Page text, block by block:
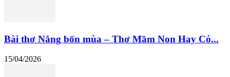
Bài thơ Nắng bốn mùa – Thơ Mầm Non Hay Có...
15/04/2026